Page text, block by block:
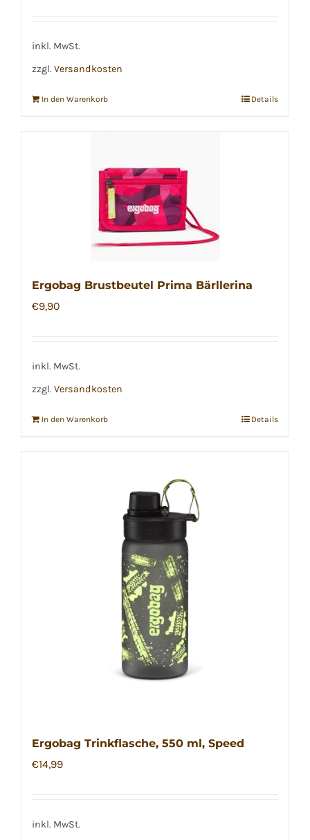
inkl. MwSt.
zzgl. Versandkosten
In den Warenkorb Details
Ergobag Brustbeutel Prima Bärllerina
€9,90
inkl. MwSt.
zzgl. Versandkosten
In den Warenkorb Details
Ergobag Trinkflasche, 550 ml, Speed
€14,99
inkl. MwSt.